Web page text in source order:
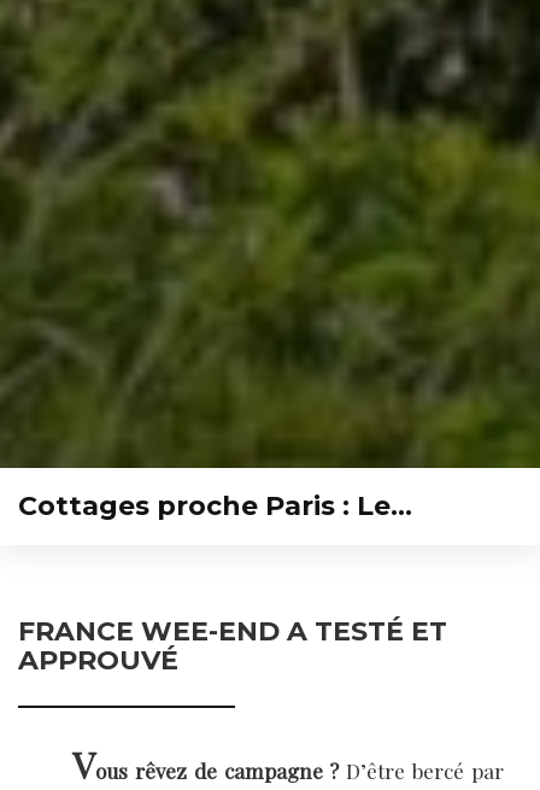
Cottages proche Paris : Le…
FRANCE WEE-END A TESTÉ ET
APPROUVÉ
Vous rêvez de campagne ?D’être bercé par